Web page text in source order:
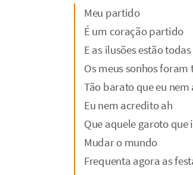
Meu partido
É um coração partido
E as ilusões estão
Os meus sonhos
Tão barato que eu
Eu nem acredito ah
Que aquele garoto
Mudar o mundo
Frequenta agora as